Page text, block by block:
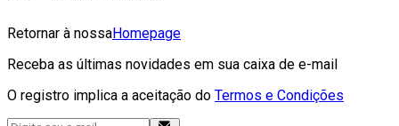
Retornar à nossaHomepage
Receba as últimas novidades em sua caixa de e-mail
O registro implica a aceitação do Termos e Condições